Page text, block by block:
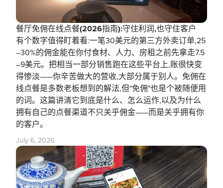
餐厅免佣在线点餐(2026指南):守住利润,也守住客户
有个数字值得盯着看:一笔30美元的第三方外卖订单,25
–30%的佣金能在你付食材、人力、房租之前先拿走7.5
–9美元。把相当一部分销售跑在这些平台上,账很快变
得惨淡——你辛苦做大的营收,大部分属于别人。免佣在
线点餐是多数老板想到的解法,但"免佣"也是个被随便用
的词。这篇讲清它到底是什么、怎么运作,以及为什么
拥有自己的点餐渠道不只关乎佣金——而是关乎拥有你
的客户。
July 6, 2026